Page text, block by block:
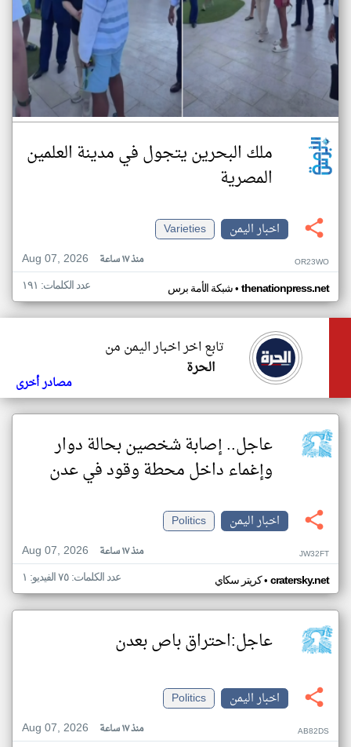
ملك البحرين يتجول في مدينة العلمين
المصرية
اخبار اليمن
Varieties
Aug 07, 2026
منذ ١٧ ساعة OR23WO
شبكة الأمة برس• thenationpress.net عدد الكلمات: ١٩١
تابع اخر اخبار اليمن من
الحرة
مصادر أخرى
عاجل.. إصابة شخصين بحالة دوار
وإغماء داخل محطة وقود في عدن
اخبار اليمن
Politics
Aug 07, 2026
منذ ١٧ ساعة JW32FT
كريتر سكاي• cratersky.net عدد الكلمات: ٧٥ الفيديو: ١
عاجل:احتراق باص بعدن
اخبار اليمن
Politics
Aug 07, 2026
منذ ١٧ ساعة AB82DS